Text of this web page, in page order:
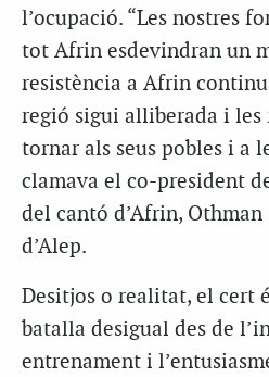
l’ocupació. “Les nostres
tot Afrin esdevindran un
resistència a Afrin
regió sigui alliberada i
tornar als seus pobles i a
clamava el co-president
del cantó d’Afrin, Othman
d’Alep.
Desitjos o realitat, el cert
batalla desigual des de
entrenament i